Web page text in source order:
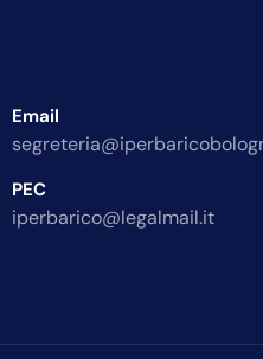
Email
PEC
iperbarico@legalmail.it